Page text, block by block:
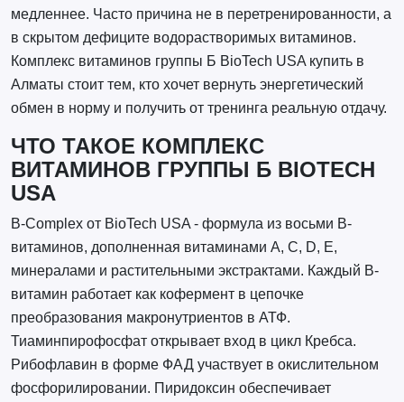
медленнее. Часто причина не в перетренированности, а
в скрытом дефиците водорастворимых витаминов.
Комплекс витаминов группы Б BioTech USA купить в
Алматы стоит тем, кто хочет вернуть энергетический
обмен в норму и получить от тренинга реальную отдачу.
ЧТО ТАКОЕ КОМПЛЕКС
ВИТАМИНОВ ГРУППЫ Б BIOTECH
USA
B-Complex от BioTech USA - формула из восьми B-
витаминов, дополненная витаминами A, C, D, E,
минералами и растительными экстрактами. Каждый B-
витамин работает как кофермент в цепочке
преобразования макронутриентов в АТФ.
Тиаминпирофосфат открывает вход в цикл Кребса.
Рибофлавин в форме ФАД участвует в окислительном
фосфорилировании. Пиридоксин обеспечивает